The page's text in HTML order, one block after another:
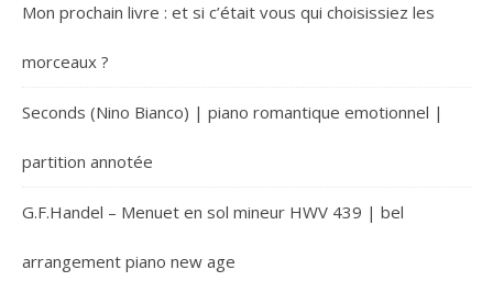
Mon prochain livre : et si c’était vous qui choisissiez les
morceaux ?
Seconds (Nino Bianco) | piano romantique emotionnel |
partition annotée
G.F.Handel – Menuet en sol mineur HWV 439 | bel
arrangement piano new age